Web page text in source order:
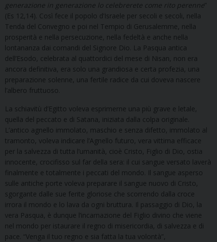
generazione in generazione lo celebrerete come rito perenne”
(Es 12,14). Così fece il popolo d’Israele per secoli e secoli, nella
Tenda del Convegno e poi nel Tempio di Gerusalemme, nella
prosperità e nella persecuzione, nella fedeltà e anche nella
lontananza dai comandi del Signore Dio. La Pasqua antica
dell’Esodo, celebrata al quattordici del mese di Nisan, non era
ancora definitiva, era solo una grandiosa e certa profezia, una
preparazione solenne, una fertile radice da cui doveva nascere
l’albero fruttuoso.
La schiavitù d’Egitto voleva esprimerne una più grave e letale,
quella del peccato e di Satana, iniziata dalla colpa originale.
L’antico agnello immolato, maschio e senza difetto, immolato al
tramonto, voleva indicare l’Agnello futuro, vera vittima efficace
per la salvezza di tutta l’umanità, cioè Cristo, Figlio di Dio, ostia
innocente, crocifisso sul far della sera: il cui sangue versato laverà
finalmente e totalmente i peccati del mondo. Il sangue asperso
sulle antiche porte voleva preparare il sangue nuovo di Cristo,
sgorgante dalle sue ferite gloriose che scorrendo dalla croce
irrora il mondo e lo lava da ogni bruttura. Il passaggio di Dio, la
vera Pasqua, è dunque l’incarnazione del Figlio divino che viene
nel mondo per istaurare il regno di misericordia, di salvezza e di
pace. “Venga il tuo regno e sia fatta la tua volontà”,